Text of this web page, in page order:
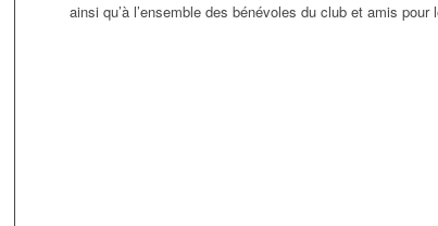
ainsi qu’à l’ensemble des bénévoles du club et amis pour